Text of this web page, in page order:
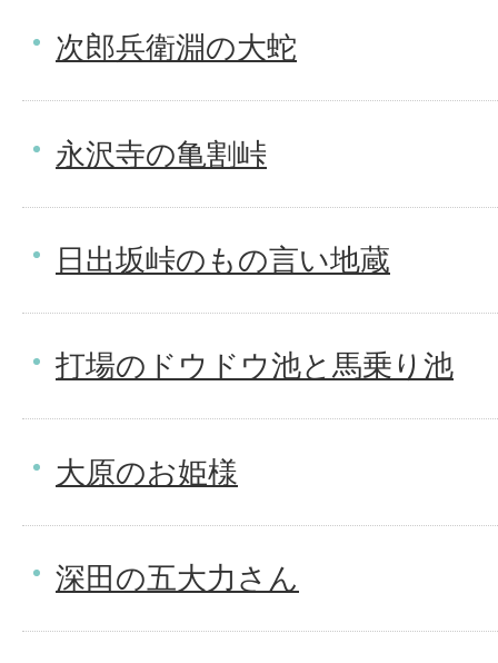
次郎兵衛淵の大蛇
永沢寺の亀割峠
日出坂峠のもの言い地蔵
打場のドウドウ池と馬乗り池
大原のお姫様
深田の五大力さん